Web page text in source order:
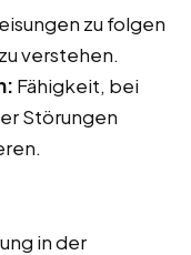
zu folgen
verstehen.
Fähigkeit, bei
Störungen
in der